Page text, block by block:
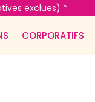
exclues) *
CORPORATIFS